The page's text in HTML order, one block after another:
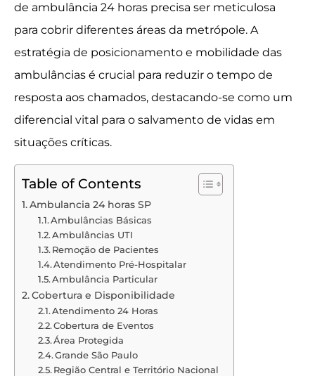
de ambulância 24 horas precisa ser meticulosa
para cobrir diferentes áreas da metrópole. A
estratégia de posicionamento e mobilidade das
ambulâncias é crucial para reduzir o tempo de
resposta aos chamados, destacando-se como um
diferencial vital para o salvamento de vidas em
situações críticas.
Table of Contents
Ambulancia 24 horas SP
Ambulâncias Básicas
Ambulâncias UTI
Remoção de Pacientes
Atendimento Pré-Hospitalar
Ambulância Particular
Cobertura e Disponibilidade
Atendimento 24 Horas
Cobertura de Eventos
Área Protegida
Grande São Paulo
Região Central e Território Nacional